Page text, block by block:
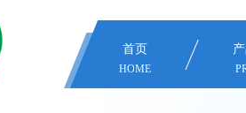
首页
HOME